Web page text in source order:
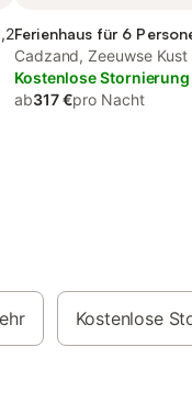
Ferienhaus für 6
Cadzand, Zeeuwse Kust
Kostenlose Stornierung
ab317 €pro Nacht
Kostenlose